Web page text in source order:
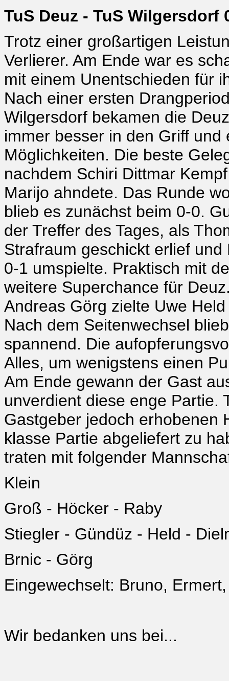
TuS Deuz - TuS Wilgersdorf
Trotz einer großartigen
Verlierer. Am Ende war es
mit einem Unentschieden für
Nach einer ersten
Wilgersdorf bekamen die
immer besser in den Griff
Möglichkeiten. Die beste
nachdem Schiri Dittmar
Marijo ahndete. Das Runde
blieb es zunächst beim 0-0.
der Treffer des Tages, als
Strafraum geschickt erlief
0-1 umspielte. Praktisch mit
weitere Superchance für
Andreas Görg zielte Uwe
Nach dem Seitenwechsel
spannend. Die
Alles, um wenigstens einen
Am Ende gewann der Gast
unverdient diese enge Partie.
Gastgeber jedoch erhobenen
klasse Partie abgeliefert zu
traten mit folgender
Klein
Groß - Höcker - Raby
Stiegler - Gündüz - Held -
Brnic - Görg
Eingewechselt: Bruno,
Wir bedanken uns bei...